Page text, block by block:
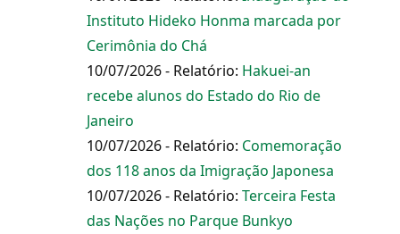
Instituto Hideko Honma marcada por
Cerimônia do Chá
10/07/2026 - Relatório: Hakuei-an
recebe alunos do Estado do Rio de
Janeiro
10/07/2026 - Relatório: Comemoração
dos 118 anos da Imigração Japonesa
10/07/2026 - Relatório: Terceira Festa
das Nações no Parque Bunkyo